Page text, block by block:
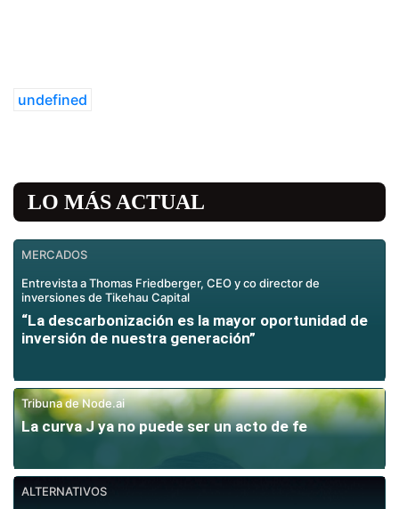
undefined
LO MÁS ACTUAL
MERCADOS
Entrevista a Thomas Friedberger, CEO y co director de
inversiones de Tikehau Capital
“La descarbonización es la mayor oportunidad de
inversión de nuestra generación”
Tribuna de Node.ai
La curva J ya no puede ser un acto de fe
ALTERNATIVOS